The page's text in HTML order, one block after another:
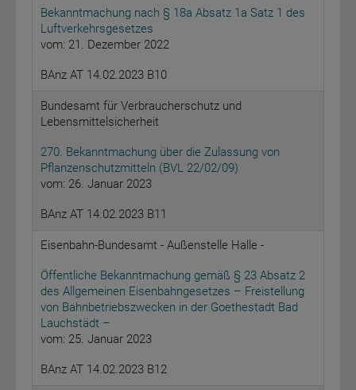
Bekanntmachung nach § 18a Absatz 1a Satz 1 des
Luftverkehrsgesetzes
vom: 21. Dezember 2022
BAnz AT 14.02.2023 B10
Bundesamt für Verbraucherschutz und
Lebensmittelsicherheit
270. Bekanntmachung über die Zulassung von
Pflanzenschutzmitteln (BVL 22/02/09)
vom: 26. Januar 2023
BAnz AT 14.02.2023 B11
Eisenbahn-Bundesamt - Außenstelle Halle -
Öffentliche Bekanntmachung gemäß § 23 Absatz 2
des Allgemeinen Eisenbahngesetzes – Freistellung
von Bahnbetriebszwecken in der Goethestadt Bad
Lauchstädt –
vom: 25. Januar 2023
BAnz AT 14.02.2023 B12